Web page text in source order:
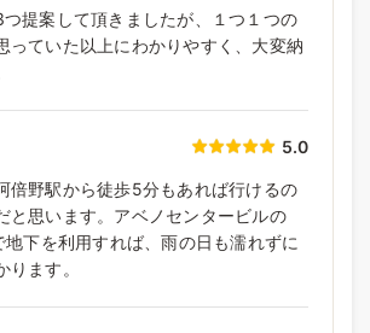
提案して頂きましたが、１つ１つの
っていた以上にわかりやすく、大変納
5.0
倍野駅から徒歩5分もあれば行けるの
と思います。アベノセンタービルの
地下を利用すれば、雨の日も濡れずに
ます。